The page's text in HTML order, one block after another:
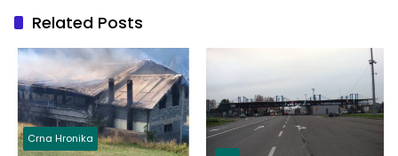
Related Posts
Crna Hronika